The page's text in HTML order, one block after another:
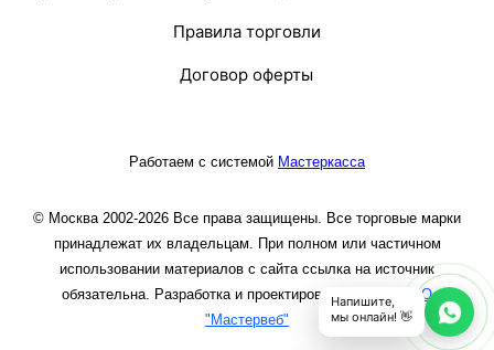
Правила торговли
Договор оферты
Работаем с системой Мастеркасса
© Москва 2002-2026 Все права защищены. Все торговые марки
принадлежат их владельцам. При полном или частичном
использовании материалов с сайта ссылка на источник
обязательна. Разработка и проектирование сайта
ООО
"Мастервеб"
Напишите,
мы онлайн! 👋